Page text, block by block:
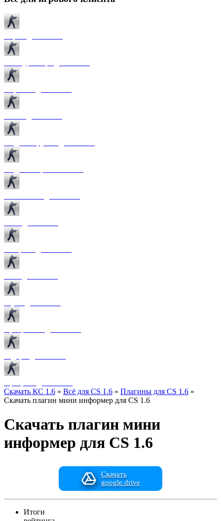
Скачать КС 1.6 » Всё для CS 1.6 » Плагины для CS 1.6 »
Скачать плагин мини информер для CS 1.6
Скачать плагин мини
информер для CS 1.6
Скачать
google drive
Итоги